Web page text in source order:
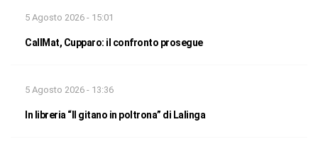
5 Agosto 2026 - 15:01
CallMat, Cupparo: il confronto prosegue
5 Agosto 2026 - 13:36
In libreria “Il gitano in poltrona” di Lalinga